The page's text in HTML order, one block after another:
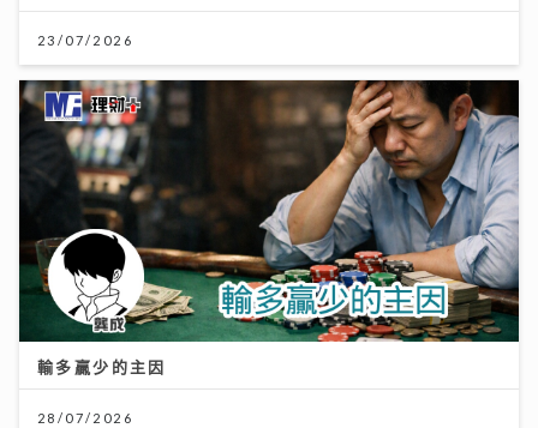
23/07/2026
輸多贏少的主因
28/07/2026